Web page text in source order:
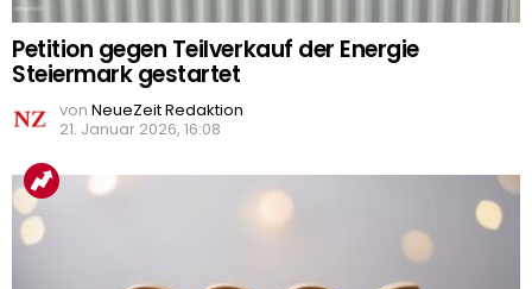
Petition gegen Teilverkauf der Energie
Steiermark gestartet
von NeueZeit Redaktion
21. Januar 2026, 16:08